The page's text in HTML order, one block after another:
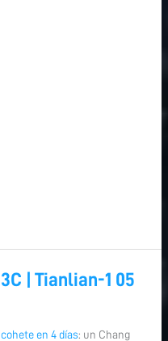
| Tianlian-1 05
en 4 días: un Chang